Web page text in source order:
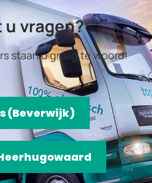
vragen?
staan u graag te woord!
(Beverwijk)